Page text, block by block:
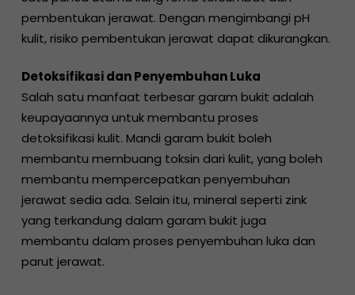
pembentukan jerawat. Dengan mengimbangi pH
kulit, risiko pembentukan jerawat dapat dikurangkan.
Detoksifikasi dan Penyembuhan Luka
Salah satu manfaat terbesar garam bukit adalah
keupayaannya untuk membantu proses
detoksifikasi kulit. Mandi garam bukit boleh
membantu membuang toksin dari kulit, yang boleh
membantu mempercepatkan penyembuhan
jerawat sedia ada. Selain itu, mineral seperti zink
yang terkandung dalam garam bukit juga
membantu dalam proses penyembuhan luka dan
parut jerawat.